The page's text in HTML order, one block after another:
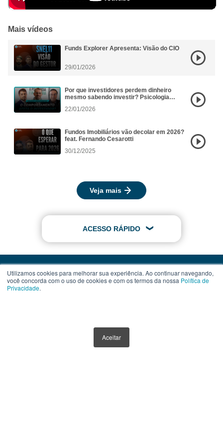
Utilizamos cookies para melhorar sua experiência. Ao continuar navegando,
você concorda com o uso de cookies e com os termos da nossa Política de
Privacidade.
Aceitar
Mais vídeos
Funds Explorer Apresenta: Visão do CIO
29/01/2026
Por que investidores perdem dinheiro
mesmo sabendo investir? Psicologia
22/01/2026
Fundos Imobiliários vão decolar em 2026?
feat. Fernando Cesarotti
30/12/2025
Veja mais
ACESSO RÁPIDO
Termos de Uso
Política de Privacidade